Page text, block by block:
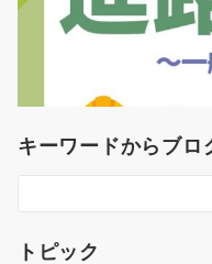
キーワードからブロ
トピック